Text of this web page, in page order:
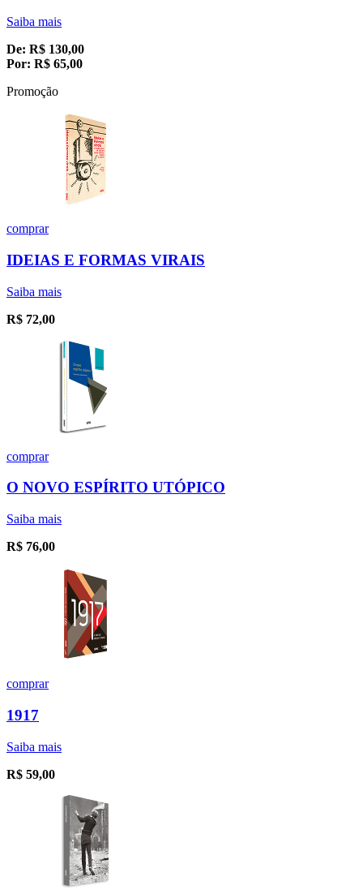
Saiba mais
De: R$ 130,00
Por: R$ 65,00
Promoção
comprar
IDEIAS E FORMAS VIRAIS
Saiba mais
R$ 72,00
comprar
O NOVO ESPÍRITO UTÓPICO
Saiba mais
R$ 76,00
comprar
1917
Saiba mais
R$ 59,00